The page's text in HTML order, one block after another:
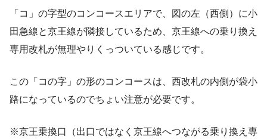
「コ」の字型のコンコースエリアで、図の左（西側）に小
田急線と京王線が隣接しているため、京王線への乗り換え
専用改札が無理やりくっついている感じです。
この「コの字」の形のコンコースは、西改札の内側が袋小
路になっているのでちょい注意が必要です。
※京王乗換口（出口ではなく京王線へつながる乗り換え専